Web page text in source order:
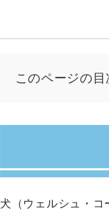
このページの目
犬（ウェルシュ・コ